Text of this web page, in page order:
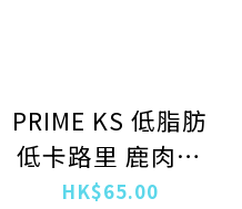
PRIME KS 低脂肪
低卡路里 鹿肉條
90G (1715)
HK$65.00